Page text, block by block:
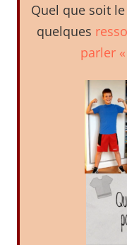
Quel que soit
quelques
parler